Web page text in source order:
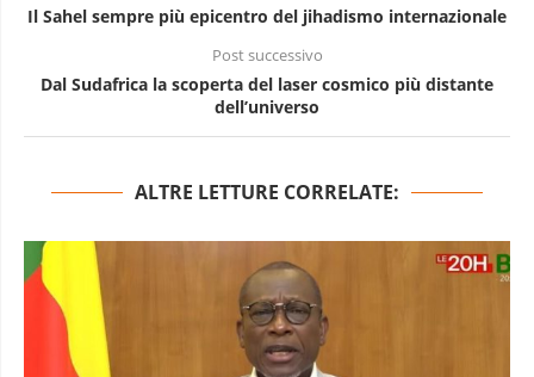
Il Sahel sempre più epicentro del jihadismo internazionale
Post successivo
Dal Sudafrica la scoperta del laser cosmico più distante
dell’universo
ALTRE LETTURE CORRELATE: